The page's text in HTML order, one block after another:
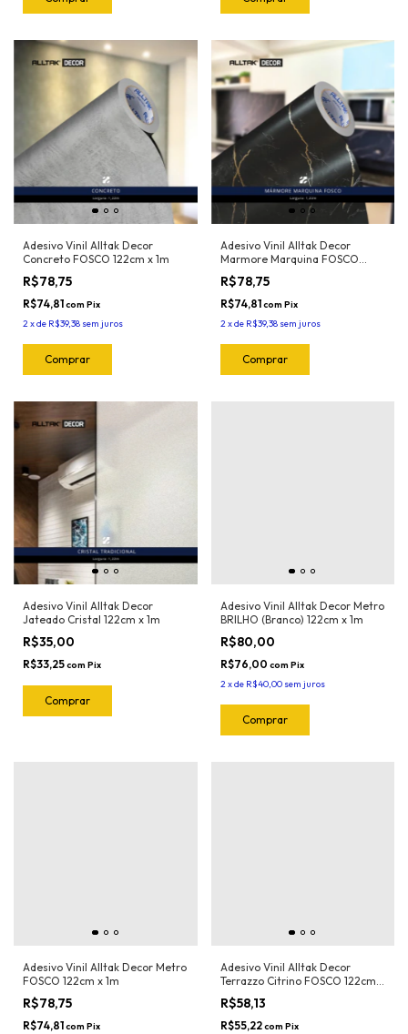
Adesivo Vinil Alltak Decor
Concreto FOSCO 122cm x 1m
R$78,75
R$74,81com Pix
2xde R$39,38 sem juros
Adesivo Vinil Alltak Decor
Marmore Marquina FOSCO
122cm x 1m
R$78,75
R$74,81com Pix
2xde R$39,38 sem juros
Adesivo Vinil Alltak Decor
Jateado Cristal 122cm x 1m
R$35,00
R$33,25com Pix
Adesivo Vinil Alltak Decor Metro
BRILHO (Branco) 122cm x 1m
R$80,00
R$76,00 com Pix
2xde R$40,00 sem juros
Adesivo Vinil Alltak Decor Metro
FOSCO 122cm x 1m
R$78,75
R$74,81com Pix
Adesivo Vinil Alltak Decor
Terrazzo Citrino FOSCO 122cm x
1m
R$58,13
R$55,22com Pix